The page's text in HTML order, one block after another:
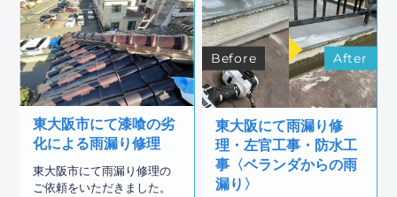
東大阪市にて漆喰の劣
化による雨漏り修理
東大阪市にて雨漏り修理の
ご依頼をいただきました。
Before After
東大阪にて雨漏り修
理・左官工事・防水工
事〈ベランダからの雨
漏り〉